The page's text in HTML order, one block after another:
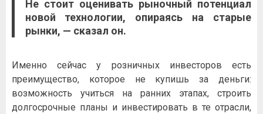
Не стоит оценивать рыночный потенциал
новой технологии, опираясь на старые
рынки, — сказал он.
Именно сейчас у розничных инвесторов есть
преимущество, которое не купишь за деньги:
возможность учиться на ранних этапах, строить
долгосрочные планы и инвестировать в те отрасли,